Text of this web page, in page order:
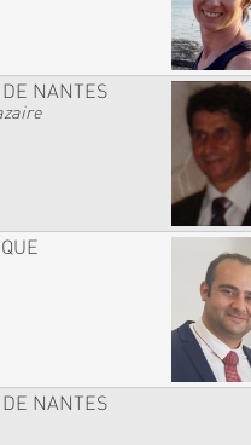
NANTES
NANTES